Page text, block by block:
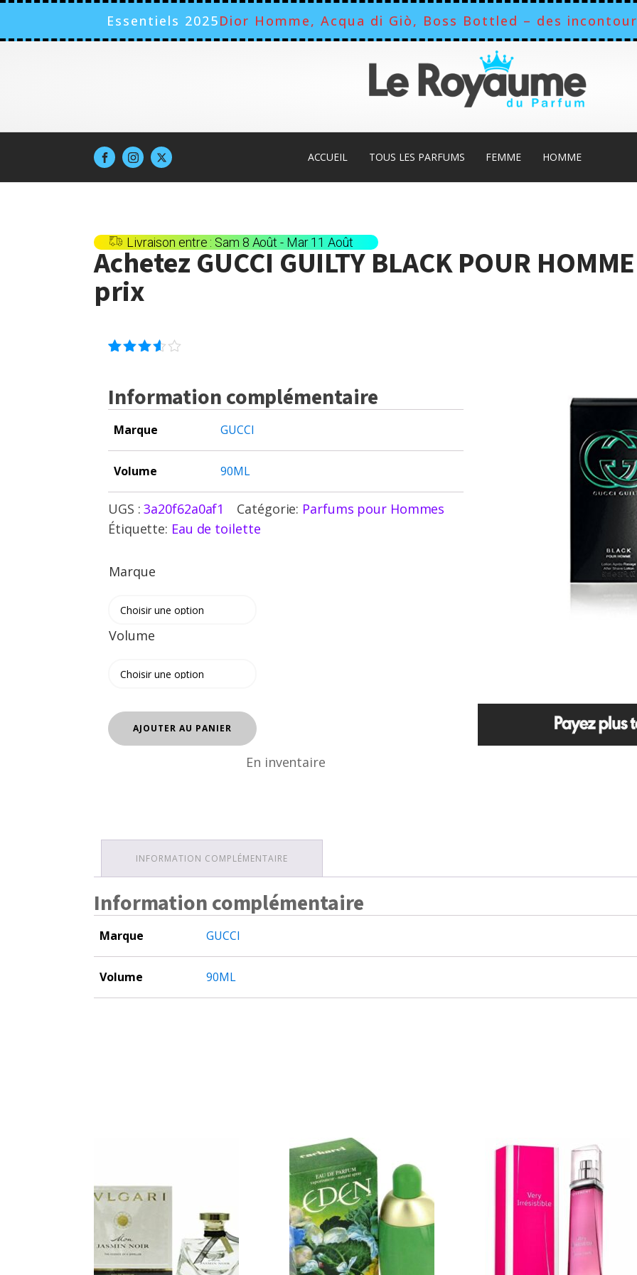
Essentiels 2025Dior Homme, Acqua di Giò, Boss Bottled – des
ACCUEIL TOUS LES PARFUMS FEMME HOMME
Livraison entre : Sam 8 Août - Mar 11 Août
AchetezGUCCI GUILTY BLACK POUR HOMME
prix
sur 5
basé
notations
client
Information complémentaire
Marque GUCCI
Volume 90ML
UGS :3a20f62a0af1 Catégorie: Parfums pour Hommes
Étiquette: Eau de toilette
Marque
Volume
quantité
de
AJOUTER AU PANIER
En inventaire
INFORMATION COMPLÉMENTAIRE
Information complémentaire
Marque GUCCI
Volume 90ML